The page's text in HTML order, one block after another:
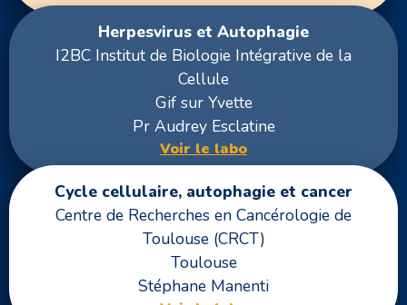
Herpesvirus et Autophagie
I2BC Institut de Biologie Intégrative de la
Cellule
Gif sur Yvette
Pr Audrey Esclatine
Voir le labo
Cycle cellulaire, autophagie et cancer
Centre de Recherches en Cancérologie de
Toulouse (CRCT)
Toulouse
Stéphane Manenti